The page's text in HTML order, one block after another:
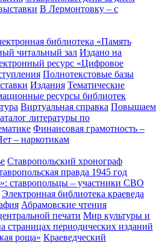
В Лермонтовку – с
библиотека «Память
читальный зал Издано на
ресурс «Цифровое
Полнотекстовые базы
Издания Тематические
ресурсы библиотек
Виртуальная справка Повышаем
литературы по
Финансовая грамотность –
– наркотикам
Ставропольский хронограф
правда 1945 год
ставропольцы – участники СВО
Электронная библиотека краеведа
Абрамовские чтения
печати Мир культуры и
страницах периодических изданий
роща» Краеведческий